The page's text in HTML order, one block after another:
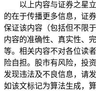
以上内容与证券之星立
的在于传播更多信息，证
保证该内容（包括但不限
内容的准确性、真实性、
等。相关内容不对各位读
险自担。股市有风险，投
发现违法及不良信息，请
如该文标记为算法生成，